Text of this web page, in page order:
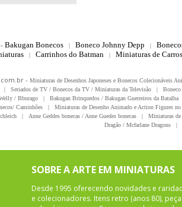
Bakugan Bonecos | Boneco Johnny Depp |
| Carrinhos do Batman | Miniaturas de
- Miniaturas de Desenhos Japoneses e Bonecos Colecionáveis
| Seriados de TV / Bonecos da TV / Miniaturas da Televisão |
/ Bburago
| Bakugan Brinquedos / Bakugan Guerreiros da Batalha
Caminhões
|
Miniaturas de Desenho Animado e Action Figures
| Anne Geddes bonecas / Anne Guedes bonecas |
Miniaturas
Dragão / Mcfarlane Dragons
|
SOBRE A ARTE EM MINIATURAS
Desde 1995 oferecendo novidades e
e colecionadores. Itens retro (anos 80),